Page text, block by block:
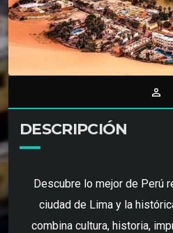
person_outline
DESCRIPCIÓN
Descubre lo mejor de Perú
ciudad de Lima y la
combina cultura, historia,